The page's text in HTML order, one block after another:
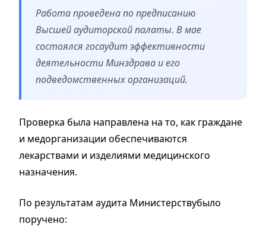
Работа проведена по предписанию
Высшей аудиторской палаты. В мае
состоялся госаудит эффективности
деятельности Минздрава и его
подведомственных организаций.
Проверка была направлена на то, как граждане
и медорганизации обеспечиваются
лекарствами и изделиями медицинского
назначения.
По результатам аудита Министерствубыло
поручено: